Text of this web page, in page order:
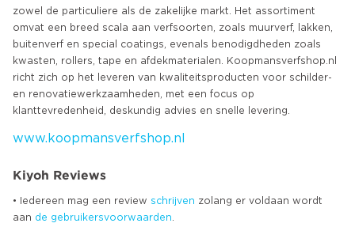
zowel de particuliere als de zakelijke markt. Het assortiment
omvat een breed scala aan verfsoorten, zoals muurverf, lakken,
buitenverf en special coatings, evenals benodigdheden zoals
kwasten, rollers, tape en afdekmaterialen. Koopmansverfshop.nl
richt zich op het leveren van kwaliteitsproducten voor schilder-
en renovatiewerkzaamheden, met een focus op
www.koopmansverfshop.nl
Kiyoh Reviews
• Iedereen mag een review schrijven zolang er voldaan wordt
aan de gebruikersvoorwaarden